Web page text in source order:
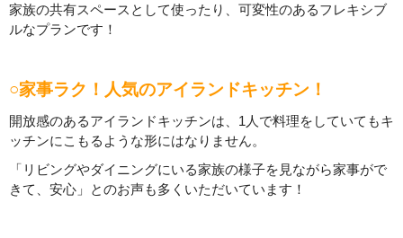
家族の共有スペースとして使ったり、可変性のあるフレキシブ
ルなプランです！
○家事ラク！人気のアイランドキッチン！
開放感のあるアイランドキッチンは、1人で料理をしていてもキ
ッチンにこもるような形にはなりません。
「リビングやダイニングにいる家族の様子を見ながら家事がで
きて、安心」とのお声も多くいただいています！